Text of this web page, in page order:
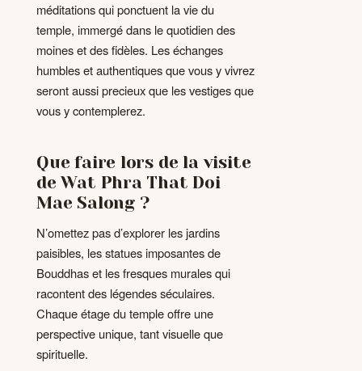
méditations qui ponctuent la vie du
temple, immergé dans le quotidien des
moines et des fidèles. Les échanges
humbles et authentiques que vous y vivrez
seront aussi precieux que les vestiges que
vous y contemplerez.
Que faire lors de la visite
de Wat Phra That Doi
Mae Salong ?
N’omettez pas d’explorer les jardins
paisibles, les statues imposantes de
Bouddhas et les fresques murales qui
racontent des légendes séculaires.
Chaque étage du temple offre une
perspective unique, tant visuelle que
spirituelle.